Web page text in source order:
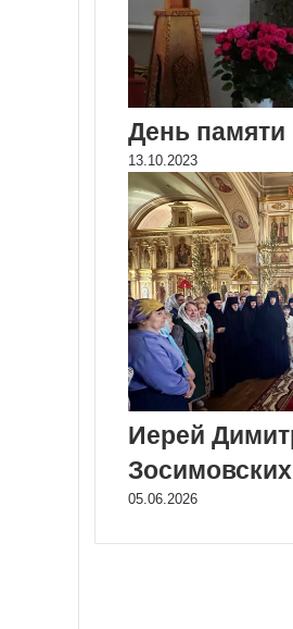
День памяти
13.10.2023
Иерей
05.06.2026